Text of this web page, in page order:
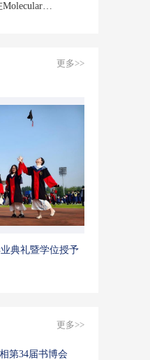
更多>>
典礼暨学位授予
更多>>
第34届书博会